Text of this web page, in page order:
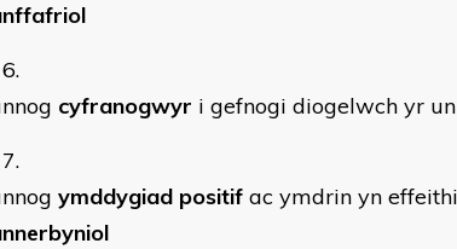
cyfranogwyr i gefnogi diogelwch yr
ymddygiad positif ac ymdrin yn